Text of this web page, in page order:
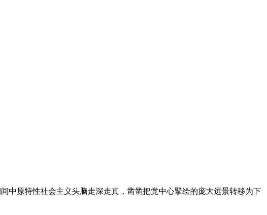
中原特性社会主义头脑走深走真，凿凿把党中心擘绘的庞大远景转移为下